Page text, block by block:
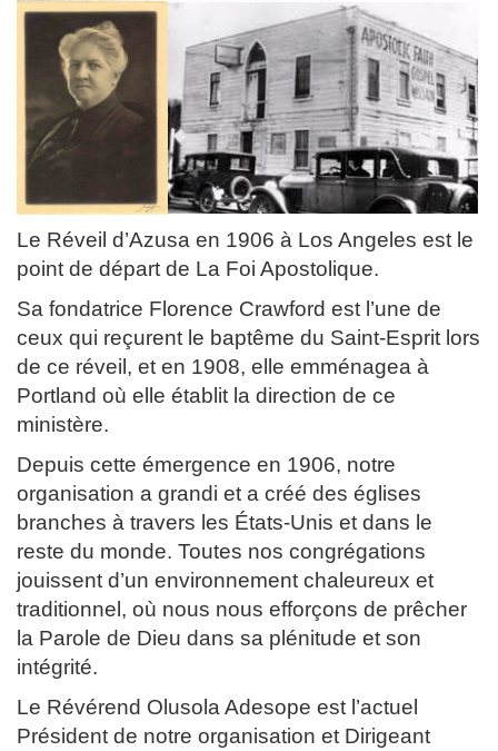
Le Réveil d’Azusa en 1906 à Los Angeles est le
point de départ de La Foi Apostolique.
Sa fondatrice Florence Crawford est l’une de
ceux qui reçurent le baptême du Saint-Esprit lors
de ce réveil, et en 1908, elle emménagea à
Portland où elle établit la direction de ce
ministère.
Depuis cette émergence en 1906, notre
organisation a grandi et a créé des églises
branches à travers les États-Unis et dans le
reste du monde. Toutes nos congrégations
jouissent d’un environnement chaleureux et
traditionnel, où nous nous efforçons de prêcher
la Parole de Dieu dans sa plénitude et son
intégrité.
Le Révérend Olusola Adesope est l’actuel
Président de notre organisation et Dirigeant